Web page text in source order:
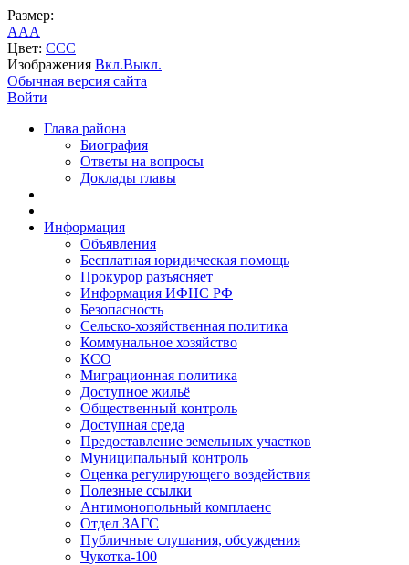
Размер:
AAA
Цвет: CCC
Изображения Вкл.Выкл.
Обычная версия сайта
Войти
Глава района
Биография
Ответы на вопросы
Доклады главы
Информация
Объявления
Бесплатная юридическая помощь
Прокурор разъясняет
Информация ИФНС РФ
Безопасность
Сельско-хозяйственная политика
Коммунальное хозяйство
КСО
Миграционная политика
Доступное жильё
Общественный контроль
Доступная среда
Предоставление земельных участков
Муниципальный контроль
Оценка регулирующего воздействия
Полезные ссылки
Антимонопольный комплаенс
Отдел ЗАГС
Публичные слушания, обсуждения
Чукотка-100